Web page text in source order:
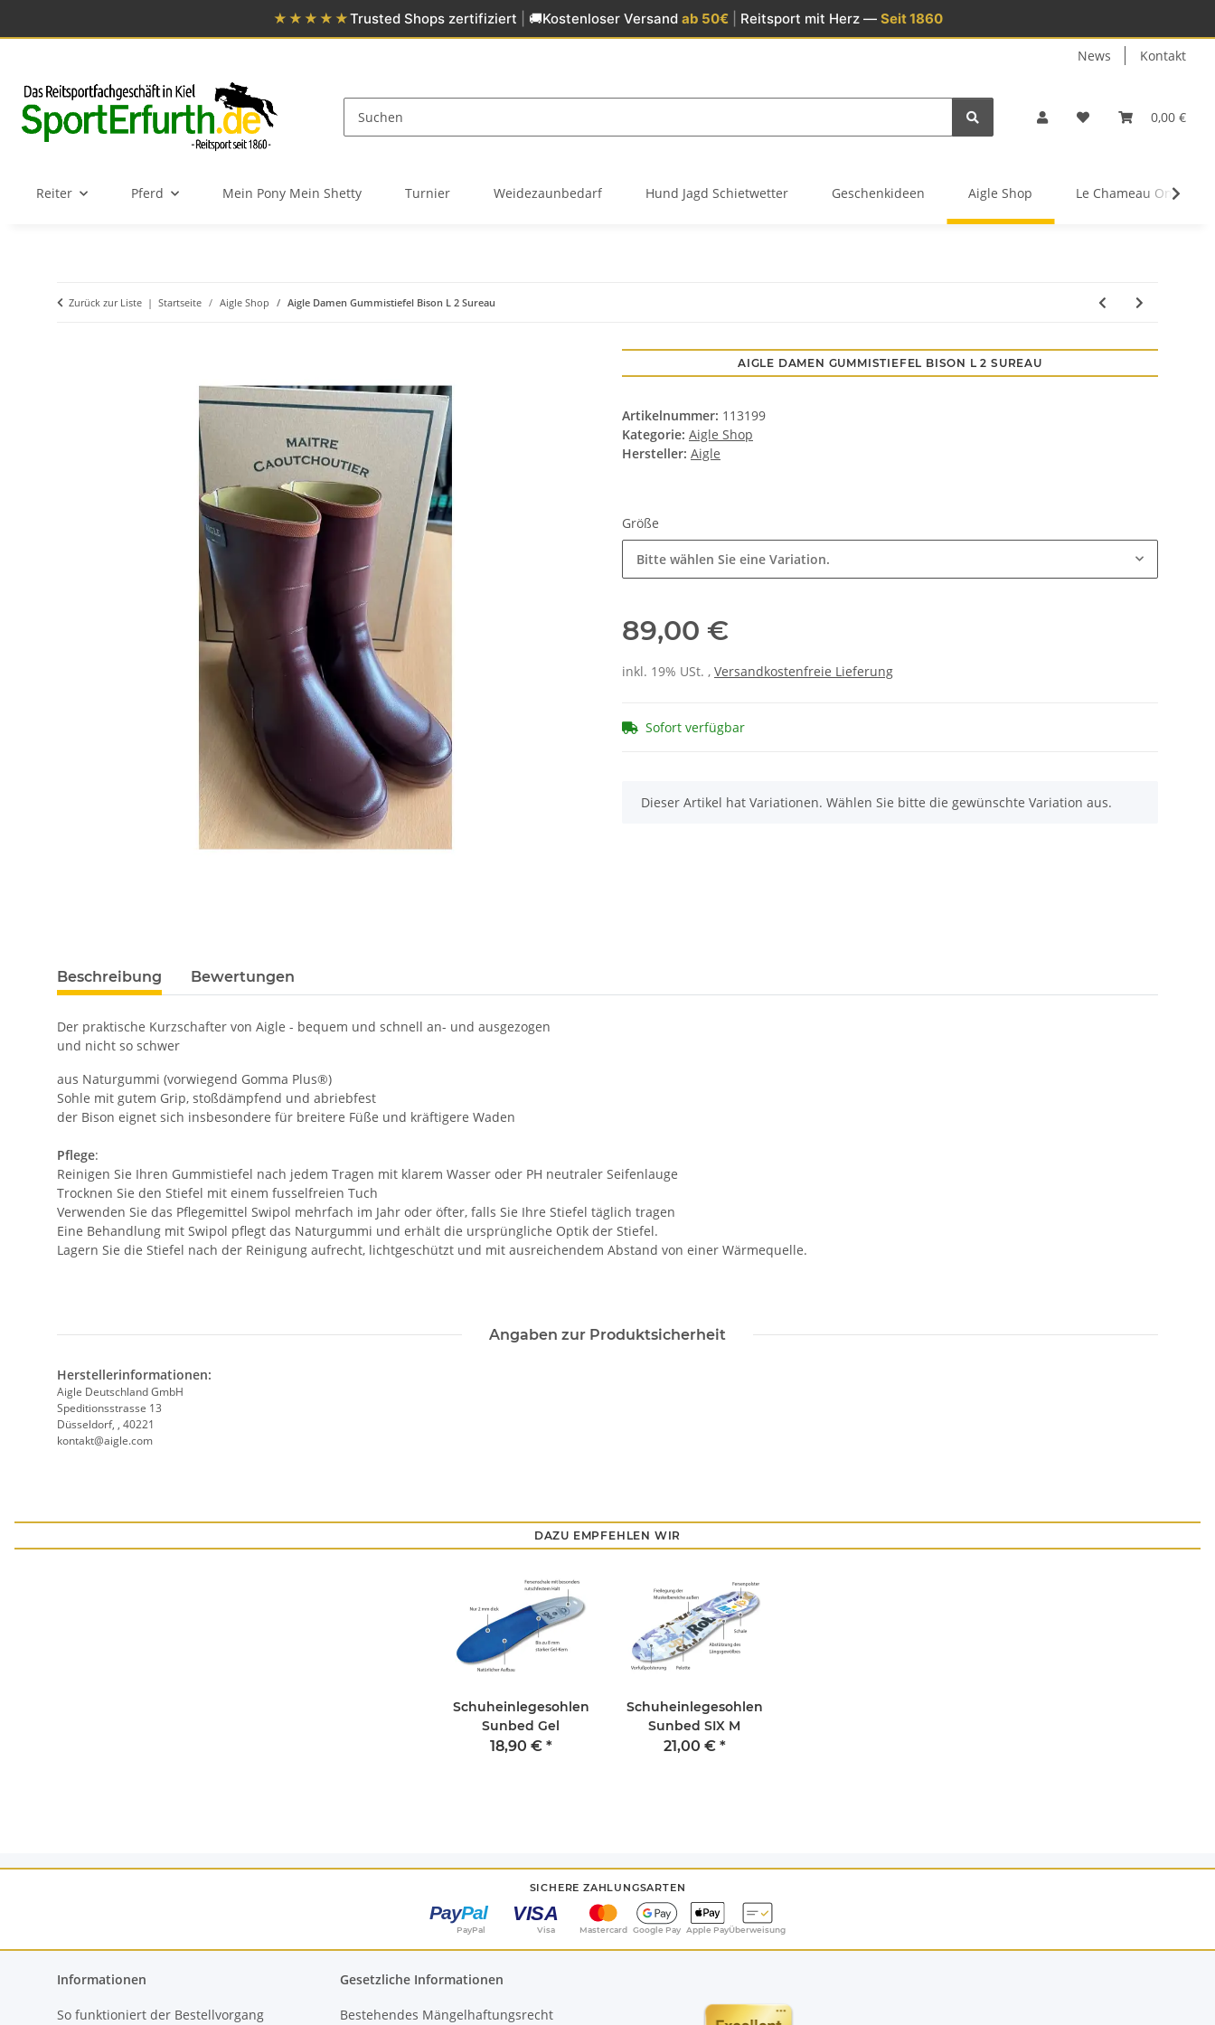
★★★★★Trusted Shops zertifiziert 🚚Kostenloser Versand ab 50€ Reitsport mit Herz — Seit 1860
News Kontakt
0,00 €
Reiter Pferd Mein Pony Mein Shetty Turnier Weidezaunbedarf Hund Jagd Schietwetter Geschenkideen Aigle Shop Le Chameau
Zurück zur Liste Startseite Aigle Shop Aigle Damen Gummistiefel Bison L 2 Sureau
AIGLE DAMEN GUMMISTIEFEL BISON L 2 SUREAU
Artikelnummer: 113199
Kategorie: Aigle Shop
Hersteller: Aigle
Größe
Bitte wählen Sie eine Variation.
89,00 €
inkl. 19% USt. , Versandkostenfreie Lieferung
Sofort verfügbar
x
Dieser Artikel hat Variationen. Wählen Sie bitte die gewünschte Variation aus.
Beschreibung Bewertungen
Der praktische Kurzschafter von Aigle - bequem und schnell an- und ausgezogen
und nicht so schwer
aus Naturgummi (vorwiegend Gomma Plus®)
Sohle mit gutem Grip, stoßdämpfend und abriebfest
der Bison eignet sich insbesondere für breitere Füße und kräftigere Waden
Pflege:
Reinigen Sie Ihren Gummistiefel nach jedem Tragen mit klarem Wasser oder PH neutraler Seifenlauge
Trocknen Sie den Stiefel mit einem fusselfreien Tuch
Verwenden Sie das Pflegemittel Swipol mehrfach im Jahr oder öfter, falls Sie Ihre Stiefel täglich tragen
Eine Behandlung mit Swipol pflegt das Naturgummi und erhält die ursprüngliche Optik der Stiefel.
Lagern Sie die Stiefel nach der Reinigung aufrecht, lichtgeschützt und mit ausreichendem Abstand von einer Wärmequelle.
Angaben zur Produktsicherheit
Herstellerinformationen:
Aigle Deutschland GmbH
Speditionsstrasse 13
Düsseldorf, , 40221
kontakt@aigle.com
DAZU EMPFEHLEN WIR
Schuheinlegesohlen
Sunbed Gel
18,90 € *
Schuheinlegesohlen
Sunbed SIX M
21,00 € *
SICHERE ZAHLUNGSARTEN
PayPal Visa Mastercard Google Pay Apple PayÜberweisung
Informationen
So funktioniert der Bestellvorgang
Gesetzliche Informationen
Bestehendes Mängelhaftungsrecht